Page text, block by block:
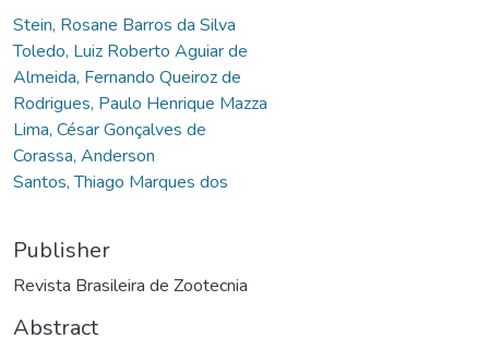
Stein, Rosane Barros da Silva
Toledo, Luiz Roberto Aguiar de
Almeida, Fernando Queiroz de
Rodrigues, Paulo Henrique Mazza
Lima, César Gonçalves de
Corassa, Anderson
Santos, Thiago Marques dos
Publisher
Revista Brasileira de Zootecnia
Abstract